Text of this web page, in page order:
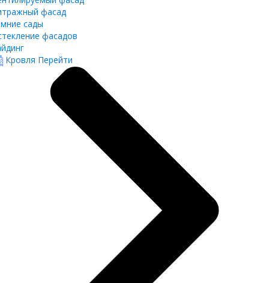
фасад
сады
фасадов
Кровля Перейти